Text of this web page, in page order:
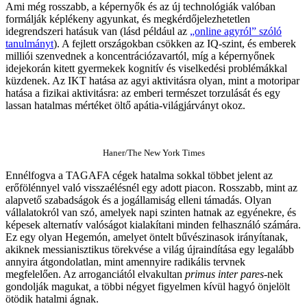
Ami még rosszabb, a képernyők és az új technológiák valóban
formálják képlékeny agyunkat, és megkérdőjelezhetetlen
idegrendszeri hatásuk van (lásd például az „online agyról” szóló
tanulmányt). A fejlett országokban csökken az IQ-szint, és emberek
milliói szenvednek a koncentrációzavartól, míg a képernyőnek
idejekorán kitett gyermekek kognitív és viselkedési problémákkal
küzdenek. Az IKT hatása az agyi aktivitásra olyan, mint a motoripar
hatása a fizikai aktivitásra: az emberi természet torzulását és egy
lassan hatalmas mértéket öltő apátia-világjárványt okoz.
Haner/The New York Times
Ennélfogva a TAGAFA cégek hatalma sokkal többet jelent az
erőfölénnyel való visszaélésnél egy adott piacon. Rosszabb, mint az
alapvető szabadságok és a jogállamiság elleni támadás. Olyan
vállalatokról van szó, amelyek napi szinten hatnak az egyénekre, és
képesek alternatív valóságot kialakítani minden felhasználó számára.
Ez egy olyan Hegemón, amelyet öntelt bűvészinasok irányítanak,
akiknek messianisztikus törekvése a világ újraindítása egy legalább
annyira átgondolatlan, mint amennyire radikális tervnek
megfelelően. Az arroganciától elvakultan primus inter pares-nek
gondolják magukat a többi négyet figyelmen kívül hagyó önjelölt
ötödik hatalmi ágnak.